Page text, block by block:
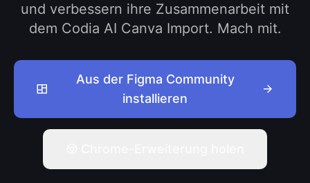
und verbessern ihre Zusammenarbeit mit
dem Codia AI Canva Import. Mach mit.
Aus der Figma Community
installieren